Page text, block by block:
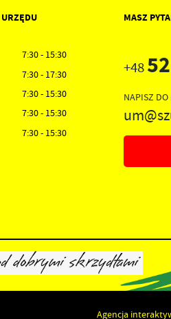
7:30 - 15:30
7:30 - 17:30
7:30 - 15:30
7:30 - 15:30
7:30 - 15:30
MASZ
+48
NAPISZ DO
Agencja